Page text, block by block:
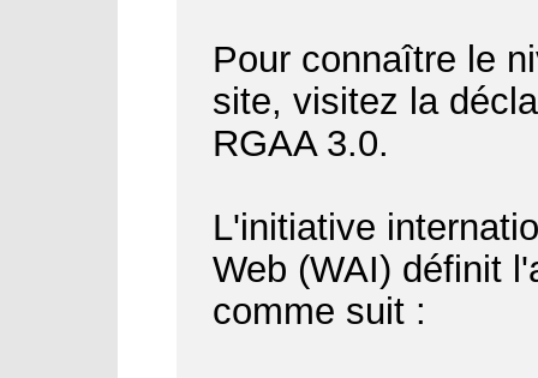
Pour connaître le
site, visitez la
RGAA 3.0.
L'initiative
Web (WAI) définit
comme suit :